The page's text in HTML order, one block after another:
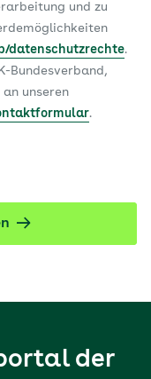
und zu
datenschutzrechte.
Bundesverband,
unseren
.
der